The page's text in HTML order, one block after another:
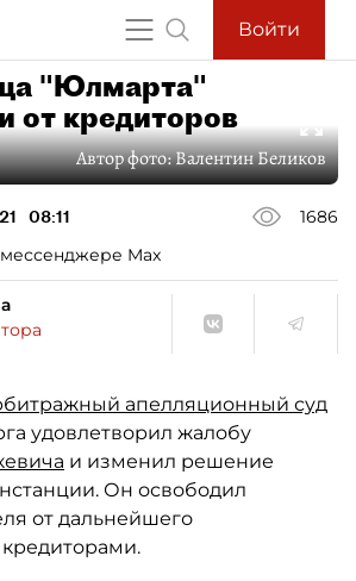
Войти
"Юлмарта"
от кредиторов
Автор фото:Валентин Беликов
08:11
1686
Max
апелляционный суд
удовлетворил жалобу
и изменил решение
Он освободил
от дальнейшего